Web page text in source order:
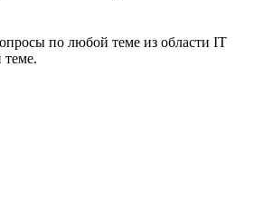
по любой теме из области IT
теме.